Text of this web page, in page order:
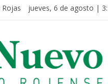
Rojas jueves, 6 de agosto |